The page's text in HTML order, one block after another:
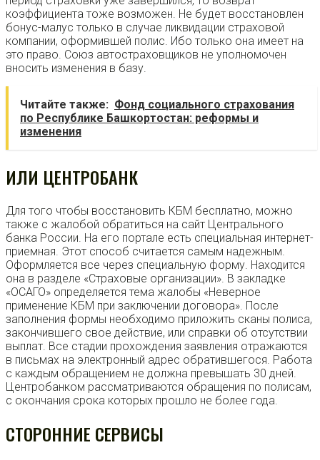
коэффициента тоже возможен. Не будет восстановлен
бонус-малус только в случае ликвидации страховой
компании, оформившей полис. Ибо только она имеет на
это право. Союз автостраховщиков не уполномочен
вносить изменения в базу.
Читайте также: Фонд социального страхования
по Республике Башкортостан: реформы и
изменения
ИЛИ ЦЕНТРОБАНК
Для того чтобы восстановить КБМ бесплатно, можно
также с жалобой обратиться на сайт Центрального
банка России. На его портале есть специальная интернет-
приемная. Этот способ считается самым надежным.
Оформляется все через специальную форму. Находится
она в разделе «Страховые организации». В закладке
«ОСАГО» определяется тема жалобы «Неверное
применение КБМ при заключении договора». После
заполнения формы необходимо приложить сканы полиса,
закончившего свое действие, или справки об отсутствии
выплат. Все стадии прохождения заявления отражаются
в письмах на электронный адрес обратившегося. Работа
с каждым обращением не должна превышать 30 дней.
Центробанком рассматриваются обращения по полисам,
с окончания срока которых прошло не более года.
СТОРОННИЕ СЕРВИСЫ